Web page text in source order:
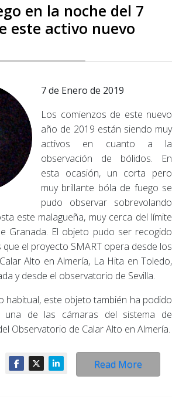
en la noche del 7
este activo nuevo
7 de Enero de 2019
Los comienzos de este nuevo
año de 2019 están siendo muy
activos en cuanto a la
observación de bólidos. En
esta ocasión, un corta pero
muy brillante bóla de fuego se
pudo observar sobrevolando
este malagueña, muy cerca del límite
Granada. El objeto pudo ser recogido
el proyecto SMART opera desde los
Alto en Almería, La Hita en Toledo,
y desde el observatorio de Sevilla.
habitual, este objeto también ha podido
de las cámaras del sistema de
Observatorio de Calar Alto en Almería.
Read More